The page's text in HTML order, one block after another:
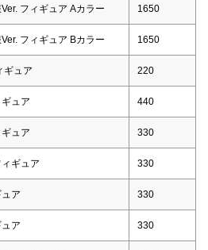
フィギュア Aカラー 1650
フィギュア Bカラー 1650
ギュア 220
ュア 440
ュア 330
ギュア 330
ア 330
ア 330